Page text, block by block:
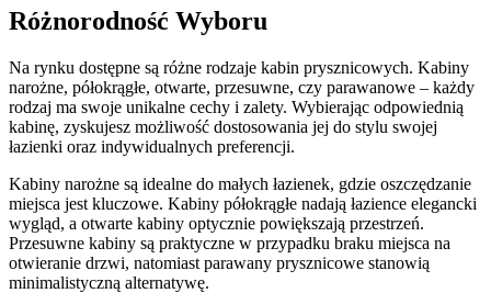
Różnorodność Wyboru
Na rynku dostępne są różne rodzaje kabin prysznicowych. Kabiny
narożne, półokrągłe, otwarte, przesuwne, czy parawanowe – każdy
rodzaj ma swoje unikalne cechy i zalety. Wybierając odpowiednią
kabinę, zyskujesz możliwość dostosowania jej do stylu swojej
łazienki oraz indywidualnych preferencji.
Kabiny narożne są idealne do małych łazienek, gdzie oszczędzanie
miejsca jest kluczowe. Kabiny półokrągłe nadają łazience elegancki
wygląd, a otwarte kabiny optycznie powiększają przestrzeń.
Przesuwne kabiny są praktyczne w przypadku braku miejsca na
otwieranie drzwi, natomiast parawany prysznicowe stanowią
minimalistyczną alternatywę.